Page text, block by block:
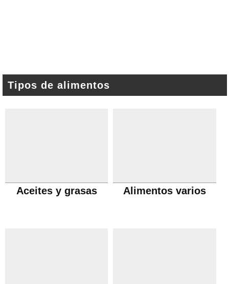
Tipos de alimentos
Aceites y grasas Alimentos varios